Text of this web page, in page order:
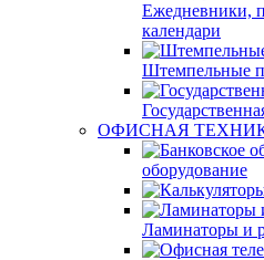
Ежедневники,
календари
Штемпельные
ОФИСНАЯ
оборудование
Ламинаторы и